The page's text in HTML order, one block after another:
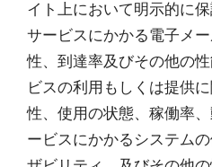
イト上において明示的に
サービスにかかる電子メ
性、到達率及びその他の
ビスの利用もしくは提供
性、使用の状態、稼働率
ービスにかかるシステム